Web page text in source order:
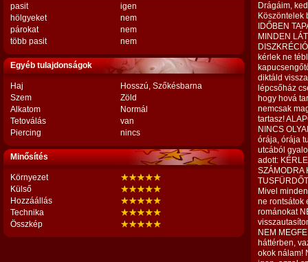
pasit
igen
hölgyeket
nem
párokat
nem
több pasit
nem
Egyéb tulajdonságok
Haj
Hosszú, Szőkésbarna
Szem
Zöld
Alkatom
Normál
Tetoválás
van
Piercing
nincs
Minősítés
Környezet
Külső
Hozzáállás
Technika
Összkép
Drágáim,
Köszöntelek
IDŐBEN
MINDEN
kérlek ne
diktáld
lépcsőház
hogy hová
nemcsak
tartasz!
NINCS
órája, órája
utcából
adott:
SZÁMODRA
Mivel
ne rontsátok
románokat
NEM
háttérben,
okok nálam!